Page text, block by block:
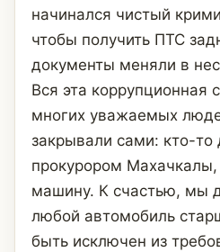
начинался чистый
чтобы получить ПТС
документы меняли в
Вся эта коррупционная
многих уважаемых
закрывали сами: кто-то
прокурором Махачкалы,
машину. К счастью, мы
любой автомобиль
быть исключен из